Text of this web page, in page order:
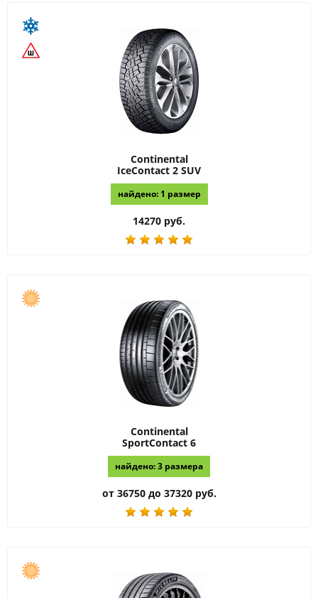
Continental
IceContact 2 SUV
найдено: 1 размер
14270 руб.
Continental
SportContact 6
найдено: 3 размера
от 36750 до 37320 руб.